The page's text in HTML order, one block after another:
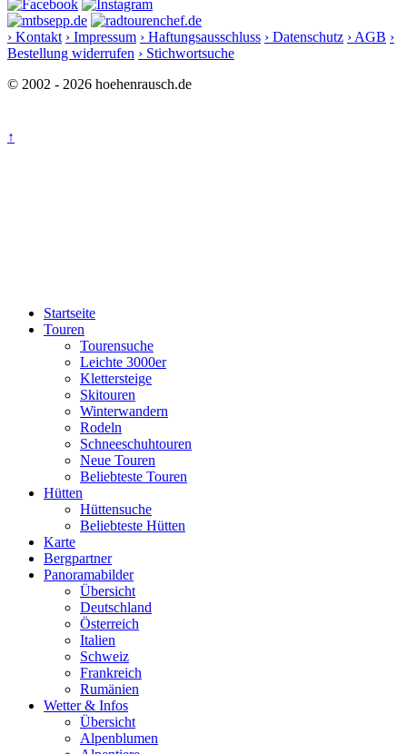
› Kontakt › Impressum › Haftungsausschluss › Datenschutz › AGB ›
Bestellung widerrufen › Stichwortsuche
© 2002 - 2026 hoehenrausch.de
↑
Startseite
Touren
Tourensuche
Leichte 3000er
Klettersteige
Skitouren
Winterwandern
Rodeln
Schneeschuhtouren
Neue Touren
Beliebteste Touren
Hütten
Hüttensuche
Beliebteste Hütten
Karte
Bergpartner
Panoramabilder
Übersicht
Deutschland
Österreich
Italien
Schweiz
Frankreich
Rumänien
Wetter & Infos
Übersicht
Alpenblumen